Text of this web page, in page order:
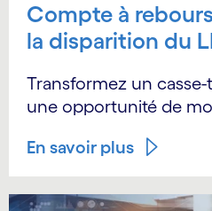
Compte à
la disparition du
Transformez un
une opportunité de
En savoir plus